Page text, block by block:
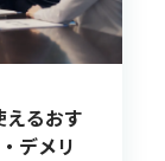
えるおす
デメリ